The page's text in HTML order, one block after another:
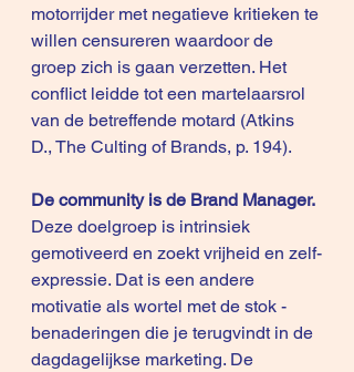
motorrijder met negatieve kritieken te
willen censureren waardoor de
groep zich is gaan verzetten. Het
conflict leidde tot een martelaarsrol
van de betreffende motard (Atkins
D., The Culting of Brands, p. 194).
De community is de Brand Manager.
Deze doelgroep is intrinsiek
gemotiveerd en zoekt vrijheid en zelf-
expressie. Dat is een andere
motivatie als wortel met de stok -
benaderingen die je terugvindt in de
dagdagelijkse marketing. De